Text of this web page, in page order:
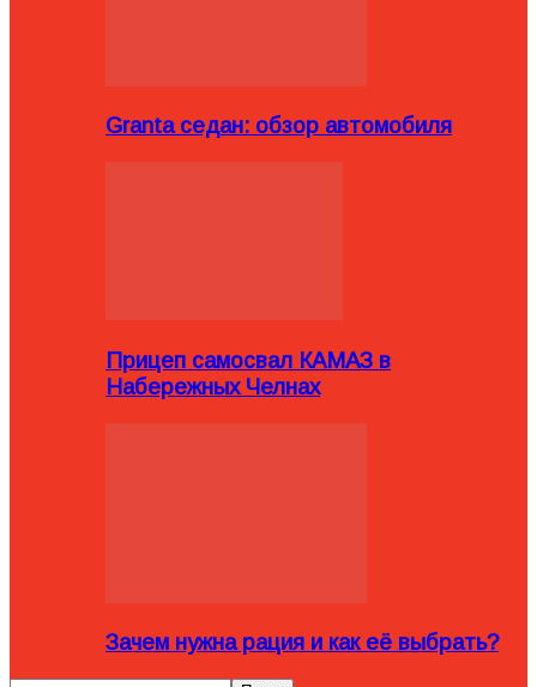
Granta седан: обзор автомобиля
Прицеп самосвал КАМАЗ в
Набережных Челнах
Зачем нужна рация и как её выбрать?